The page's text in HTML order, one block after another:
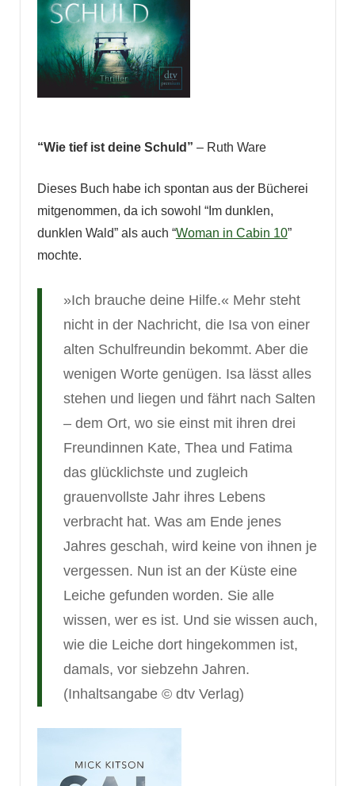
“Wie tief ist deine Schuld” – Ruth Ware
Dieses Buch habe ich spontan aus der Bücherei
mitgenommen, da ich sowohl “Im dunklen,
dunklen Wald” als auch “Woman in Cabin 10”
mochte.
»Ich brauche deine Hilfe.« Mehr steht
nicht in der Nachricht, die Isa von einer
alten Schulfreundin bekommt. Aber die
wenigen Worte genügen. Isa lässt alles
stehen und liegen und fährt nach Salten
– dem Ort, wo sie einst mit ihren drei
Freundinnen Kate, Thea und Fatima
das glücklichste und zugleich
grauenvollste Jahr ihres Lebens
verbracht hat. Was am Ende jenes
Jahres geschah, wird keine von ihnen je
vergessen. Nun ist an der Küste eine
Leiche gefunden worden. Sie alle
wissen, wer es ist. Und sie wissen auch,
wie die Leiche dort hingekommen ist,
damals, vor siebzehn Jahren.
(Inhaltsangabe © dtv Verlag)